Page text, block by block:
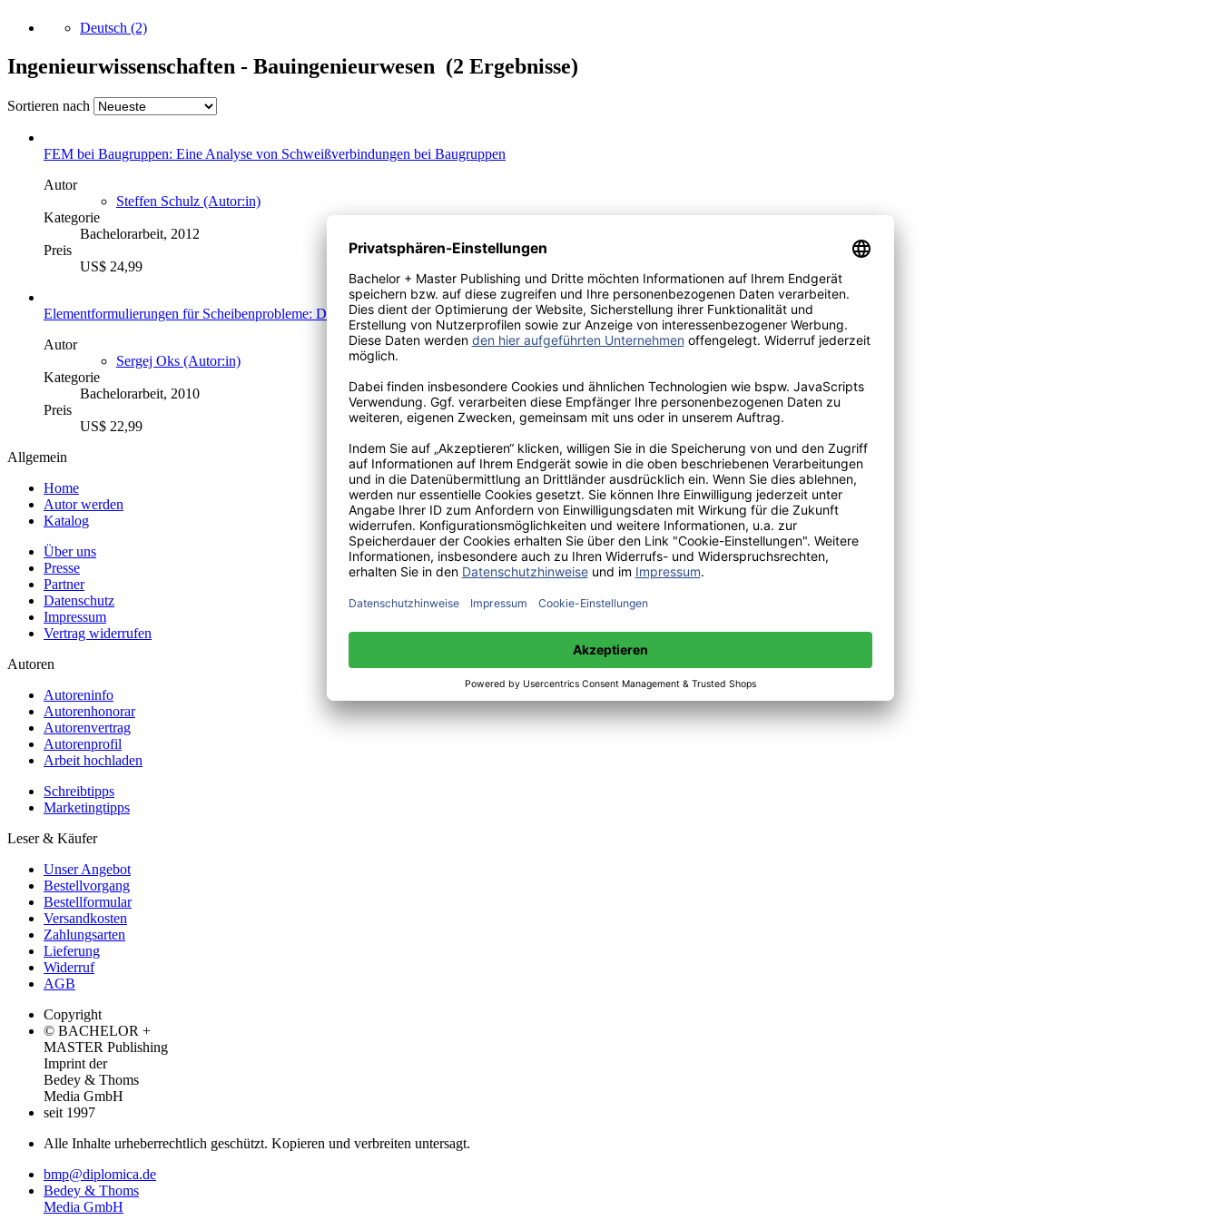
Deutsch (2)
Ingenieurwissenschaften - Bauingenieurwesen (2 Ergebnisse)
Sortieren nach
FEM bei Baugruppen: Eine Analyse von Schweißverbindungen bei Baugruppen
Autor
Steffen Schulz (Autor:in)
Kategorie
Bachelorarbeit, 2012
Preis
US$ 24,99
Elementformulierungen für Scheibenprobleme: Definitionen, Defizite und Vergleiche anhand konkreter numerischer Beispiele
Autor
Sergej Oks (Autor:in)
Kategorie
Bachelorarbeit, 2010
Preis
US$ 22,99
Allgemein
Home
Autor werden
Katalog
Über uns
Presse
Partner
Datenschutz
Impressum
Vertrag widerrufen
Autoren
Autoreninfo
Autorenhonorar
Autorenvertrag
Autorenprofil
Arbeit hochladen
Schreibtipps
Marketingtipps
Leser & Käufer
Unser Angebot
Bestellvorgang
Bestellformular
Versandkosten
Zahlungsarten
Lieferung
Widerruf
AGB
Copyright
© BACHELOR +
MASTER Publishing
Imprint der
Bedey & Thoms
Media GmbH
seit 1997
Alle Inhalte urheberrechtlich geschützt. Kopieren und verbreiten untersagt.
bmp@diplomica.de
Bedey & Thoms
Media GmbH